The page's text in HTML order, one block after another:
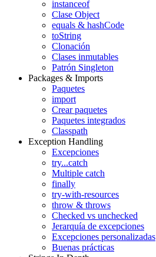
instanceof
Clase Object
equals & hashCode
toString
Clonación
Clases inmutables
Patrón Singleton
Packages & Imports
Paquetes
import
Crear paquetes
Paquetes integrados
Classpath
Exception Handling
Excepciones
try...catch
Multiple catch
finally
try-with-resources
throw & throws
Checked vs unchecked
Jerarquía de excepciones
Excepciones personalizadas
Buenas prácticas